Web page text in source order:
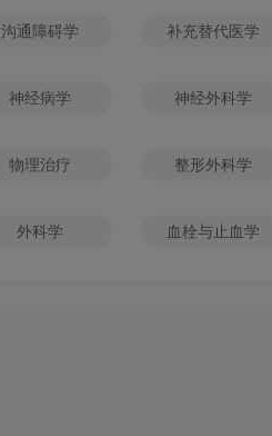
沟通障碍学 补充替代医学
神经病学 神经外科学
物理治疗 整形外科学
外科学 血栓与止血学